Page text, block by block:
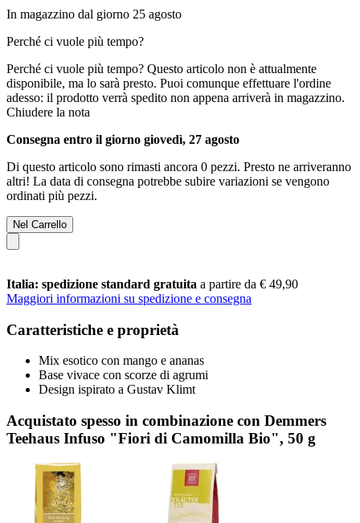
In magazzino dal giorno 25 agosto
Perché ci vuole più tempo?
Perché ci vuole più tempo? Questo articolo non è attualmente
disponibile, ma lo sarà presto. Puoi comunque effettuare l'ordine
adesso: il prodotto verrà spedito non appena arriverà in magazzino.
Chiudere la nota
Consegna entro il giorno giovedì, 27 agosto
Di questo articolo sono rimasti ancora 0 pezzi. Presto ne arriveranno
altri! La data di consegna potrebbe subire variazioni se vengono
ordinati più pezzi.
Nel Carrello
Italia: spedizione standard gratuita a partire da € 49,90
Maggiori informazioni su spedizione e consegna
Caratteristiche e proprietà
Mix esotico con mango e ananas
Base vivace con scorze di agrumi
Design ispirato a Gustav Klimt
Acquistato spesso in combinazione con Demmers
Teehaus Infuso "Fiori di Camomilla Bio", 50 g